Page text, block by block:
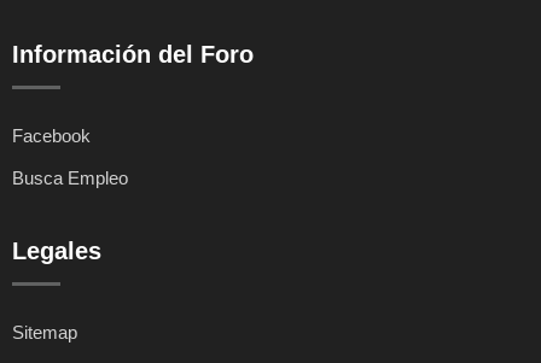
Información del Foro
Facebook
Busca Empleo
Legales
Sitemap